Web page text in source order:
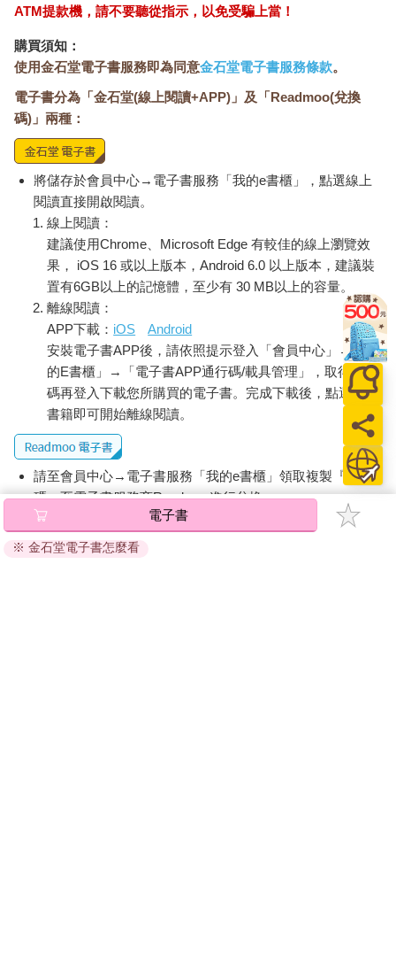
ATM提款機，請不要聽從指示，以免受騙上當！
購買須知：
使用金石堂電子書服務即為同意金石堂電子書服務條款。
電子書分為「金石堂(線上閱讀+APP)」及「Readmoo(兌換
碼)」兩種：
將儲存於會員中心→電子書服務「我的e書櫃」，點選線上
閱讀直接開啟閱讀。
線上閱讀：
建議使用Chrome、Microsoft Edge 有較佳的線上瀏覽效
果， iOS 16 或以上版本，Android 6.0 以上版本，建議裝
置有6GB以上的記憶體，至少有 30 MB以上的容量。
離線閱讀：
APP下載： iOS
Android
安裝電子書APP後，請依照提示登入「會員中心」→「我
的E書櫃」→「電子書APP通行碼/載具管理」，取得通行
碼再登入下載您所購買的電子書。完成下載後，點選任一
書籍即可開始離線閱讀。
請至會員中心→電子書服務「我的e書櫃」領取複製『兌換
碼』至電子書服務商Readmoo進行兌換。
退換貨須知：
因版權保護，您在金石堂所購買的電子書僅能以金石堂專屬
電子書
※ 金石堂電子書怎麼看